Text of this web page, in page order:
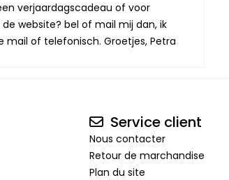
verjaardagscadeau of voor
website? bel of mail mij dan, ik
mail of telefonisch. Groetjes, Petra
Service client
Nous contacter
Retour de marchandise
Plan du site